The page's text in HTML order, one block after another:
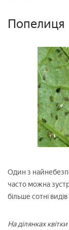
Попелиця
Один з
часто можна
більше сотні
На ділянках